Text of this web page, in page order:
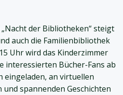
der Bibliotheken“ steigt
auch die Familienbibliothek
Uhr wird das Kinderzimmer
interessierten Bücher-Fans ab
eingeladen, an virtuellen
spannenden Geschichten